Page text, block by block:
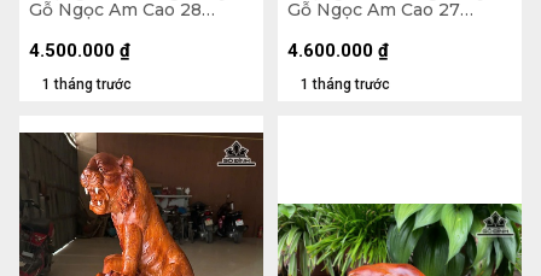
Gỗ Ngọc Am Cao 28
1 tháng trước
4.500.000 ₫
Gỗ Ngọc Am Cao 27
1 tháng trước
4.600.000 ₫